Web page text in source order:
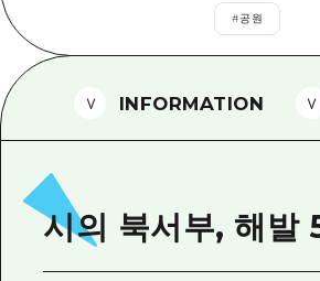
2박 3일
자원봉사 가이드
히로시마현내 매력
재해가 발생했을
#공원
INFORMATION
시의 북서부, 해발